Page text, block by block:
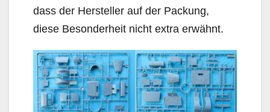
dass der Hersteller auf der Packung,
diese Besonderheit nicht extra erwähnt.